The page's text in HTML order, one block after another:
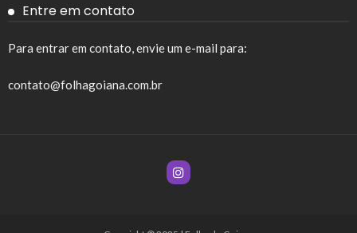
Entre em contato
Para entrar em contato, envie um e-mail para:
contato@folhagoiana.com.br